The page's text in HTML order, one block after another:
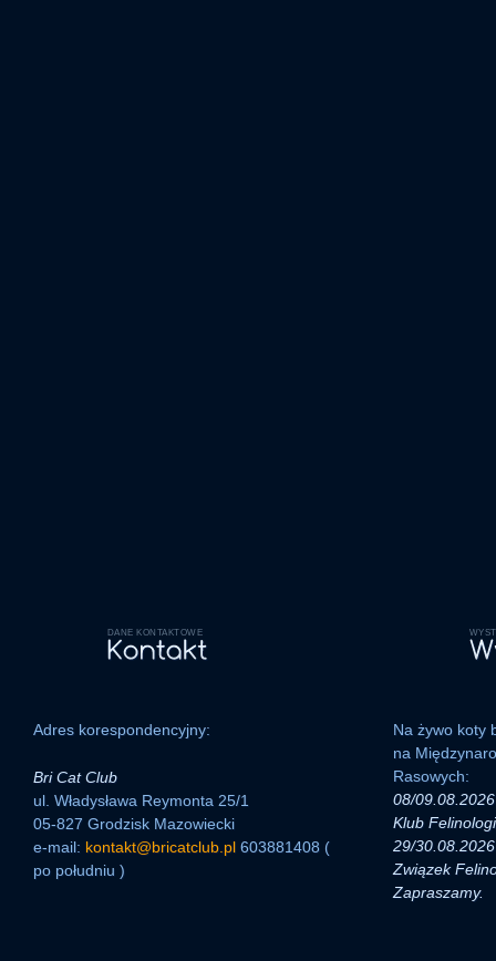
DANE KONTAKTOWE
Adres korespondencyjny:
Bri Cat Club
ul. Władysława Reymonta 25/1
05-827 Grodzisk Mazowiecki
e-mail: kontakt@bricatclub.pl 603881408 (
po południu )
Na żywo koty
na
Rasowych:
08/
Klub
29/
Związek
Zapraszamy.